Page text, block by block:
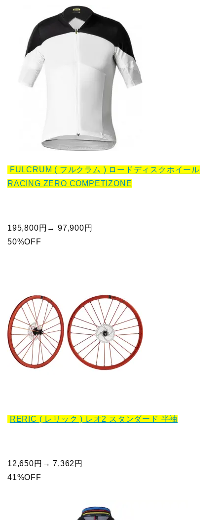
FULCRUM ( フルクラム ) ロードディスクホイール
RACING ZERO COMPETIZONE
195,800円→ 97,900円
50%OFF
RERIC ( レリック ) レオ2 スタンダード 半袖
12,650円→ 7,362円
41%OFF